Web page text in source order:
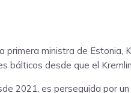
primera ministra de
bálticos desde que el
2021, es perseguida por